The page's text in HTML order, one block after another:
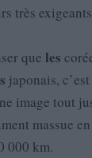
très
que les
japonais,
image tout
massue
000 km.